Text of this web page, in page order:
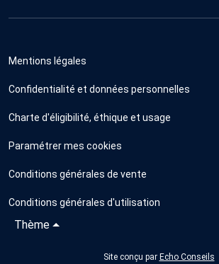
Mentions légales
Confidentialité et données personnelles
Charte d'éligibilité, éthique et usage
Paramétrer mes cookies
Conditions générales de vente
Conditions générales d'utilisation
Thème
Site conçu par Echo Conseils